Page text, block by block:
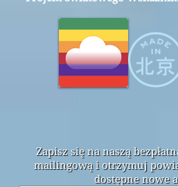
Zapisz się na naszą
mailingową i otrzymuj
dostępne nowe